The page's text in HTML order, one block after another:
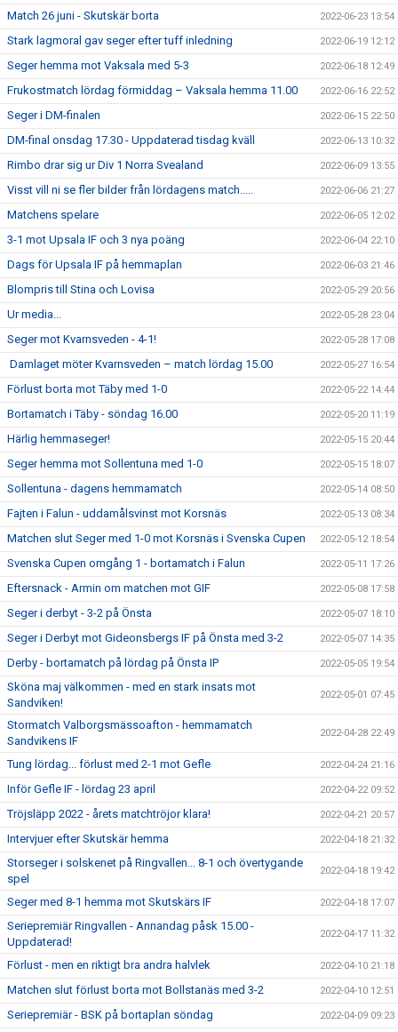
Match 26 juni - Skutskär borta 2022-06-23 13:54
Stark lagmoral gav seger efter tuff inledning 2022-06-19 12:12
Seger hemma mot Vaksala med 5-3 2022-06-18 12:49
Frukostmatch lördag förmiddag – Vaksala hemma 11.00 2022-06-16 22:52
Seger i DM-finalen 2022-06-15 22:50
DM-final onsdag 17.30 - Uppdaterad tisdag kväll 2022-06-13 10:32
Rimbo drar sig ur Div 1 Norra Svealand 2022-06-09 13:55
Visst vill ni se fler bilder från lördagens match..... 2022-06-06 21:27
Matchens spelare 2022-06-05 12:02
3-1 mot Upsala IF och 3 nya poäng 2022-06-04 22:10
Dags för Upsala IF på hemmaplan 2022-06-03 21:46
Blompris till Stina och Lovisa 2022-05-29 20:56
Ur media... 2022-05-28 23:04
Seger mot Kvarnsveden - 4-1! 2022-05-28 17:08
Damlaget möter Kvarnsveden – match lördag 15.00 2022-05-27 16:54
Förlust borta mot Täby med 1-0 2022-05-22 14:44
Bortamatch i Täby - söndag 16.00 2022-05-20 11:19
Härlig hemmaseger! 2022-05-15 20:44
Seger hemma mot Sollentuna med 1-0 2022-05-15 18:07
Sollentuna - dagens hemmamatch 2022-05-14 08:50
Fajten i Falun - uddamålsvinst mot Korsnäs 2022-05-13 08:34
Matchen slut Seger med 1-0 mot Korsnäs i Svenska Cupen 2022-05-12 18:54
Svenska Cupen omgång 1 - bortamatch i Falun 2022-05-11 17:26
Eftersnack - Armin om matchen mot GIF 2022-05-08 17:58
Seger i derbyt - 3-2 på Önsta 2022-05-07 18:10
Seger i Derbyt mot Gideonsbergs IF på Önsta med 3-2 2022-05-07 14:35
Derby - bortamatch på lördag på Önsta IP 2022-05-05 19:54
Sköna maj välkommen - med en stark insats mot
Sandviken!
2022-05-01 07:45
Stormatch Valborgsmässoafton - hemmamatch
Sandvikens IF
2022-04-28 22:49
Tung lördag... förlust med 2-1 mot Gefle 2022-04-24 21:16
Inför Gefle IF - lördag 23 april 2022-04-22 09:52
Tröjsläpp 2022 - årets matchtröjor klara! 2022-04-21 20:57
Intervjuer efter Skutskär hemma 2022-04-18 21:32
Storseger i solskenet på Ringvallen... 8-1 och övertygande
spel
2022-04-18 19:42
Seger med 8-1 hemma mot Skutskärs IF 2022-04-18 17:07
Seriepremiär Ringvallen - Annandag påsk 15.00 -
Uppdaterad!
2022-04-17 11:32
Förlust - men en riktigt bra andra halvlek 2022-04-10 21:18
Matchen slut förlust borta mot Bollstanäs med 3-2 2022-04-10 12:51
Seriepremiär - BSK på bortaplan söndag 2022-04-09 09:23